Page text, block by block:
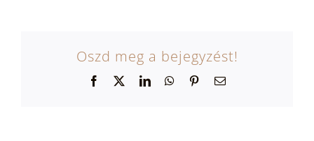
Oszd meg a bejegyzést!
Facebook LinkedInWhatsApp
PinterestEmail: